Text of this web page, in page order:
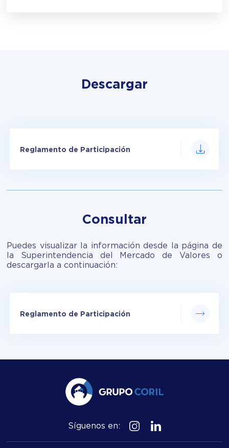
Descargar
Reglamento de Participación
Consultar
Puedes visualizar la información desde la página de
la Superintendencia del Mercado de Valores o
descargarla a continuación:
Reglamento de Participación
Síguenos en: